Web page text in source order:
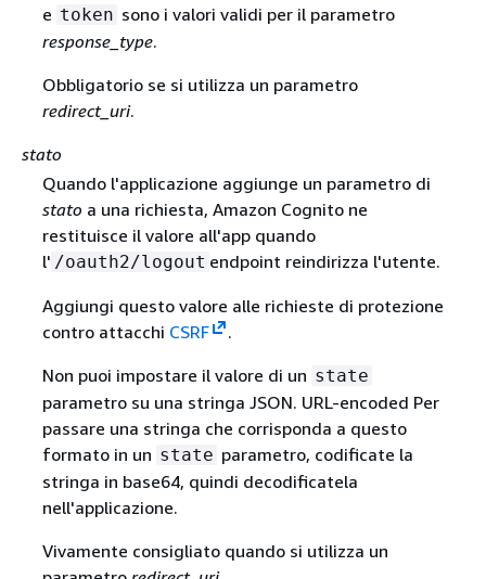
e token sono i valori validi per il parametro
response_type.
Obbligatorio se si utilizza un parametro
redirect_uri.
stato
Quando l'applicazione aggiunge un parametro di
stato a una richiesta, Amazon Cognito ne
restituisce il valore all'app quando
l' /oauth2/logout endpoint reindirizza l'utente.
Aggiungi questo valore alle richieste di protezione
contro attacchi CSRF
.
Non puoi impostare il valore di un state
parametro su una stringa JSON. URL-encoded Per
passare una stringa che corrisponda a questo
formato in un state parametro, codificate la
stringa in base64, quindi decodificatela
nell'applicazione.
Vivamente consigliato quando si utilizza un